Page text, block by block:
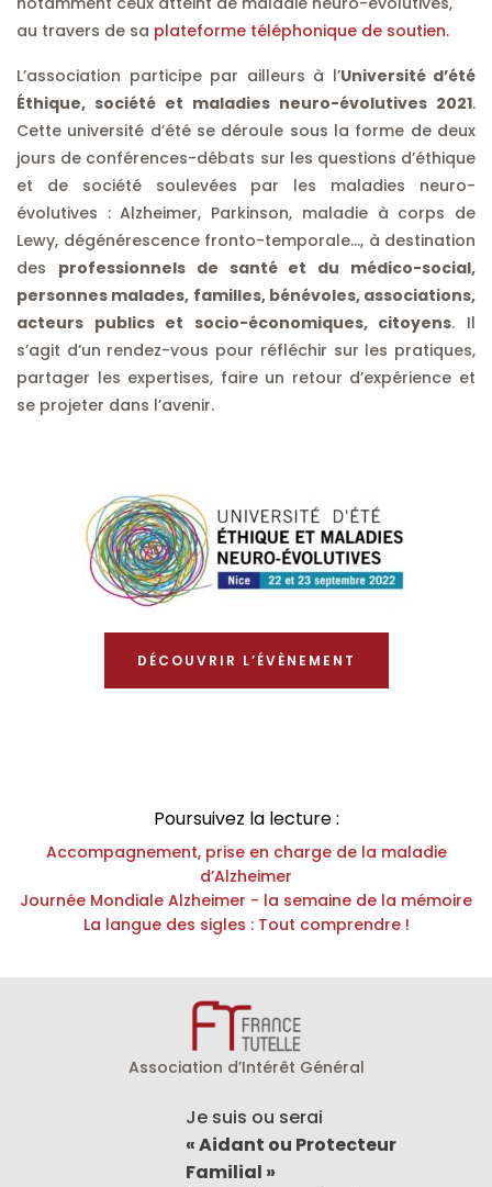
au travers de sa plateforme téléphonique de soutien.
L’association participe par ailleurs à l’Université d’été
Éthique, société et maladies neuro-évolutives 2021.
Cette université d’été se déroule sous la forme de deux
jours de conférences-débats sur les questions d’éthique
et de société soulevées par les maladies neuro-
évolutives : Alzheimer, Parkinson, maladie à corps de
Lewy, dégénérescence fronto-temporale…, à destination
des professionnels de santé et du médico-social,
personnes malades, familles, bénévoles, associations,
acteurs publics et socio-économiques, citoyens. Il
s’agit d’un rendez-vous pour réfléchir sur les pratiques,
partager les expertises, faire un retour d’expérience et
se projeter dans l’avenir.
DÉCOUVRIR L’ÉVÈNEMENT
Poursuivez la lecture :
Accompagnement, prise en charge de la maladie
d’Alzheimer
Journée Mondiale Alzheimer - la semaine de la mémoire
La langue des sigles : Tout comprendre !
Association d’Intérêt Général
Je suis ou serai
« Aidant ou Protecteur
Familial »